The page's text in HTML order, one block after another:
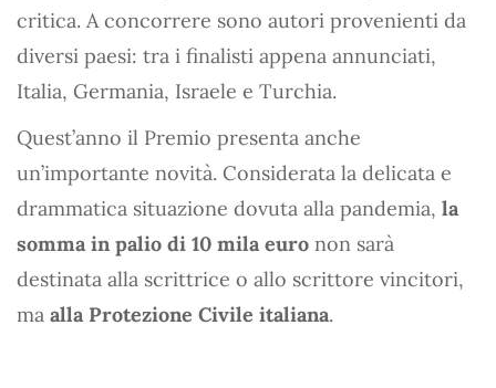
critica. A concorrere sono autori provenienti da
diversi paesi: tra i finalisti appena annunciati,
Italia, Germania, Israele e Turchia.
Quest’anno il Premio presenta anche
un’importante novità. Considerata la delicata e
drammatica situazione dovuta alla pandemia, la
somma in palio di 10 mila euro non sarà
destinata alla scrittrice o allo scrittore vincitori,
ma alla Protezione Civile italiana.